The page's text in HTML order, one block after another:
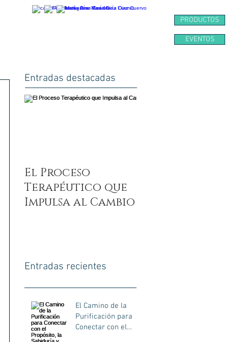
PRODUCTOS
EVENTOS
Entradas destacadas
El Proceso
Terapéutico que
Impulsa al Cambio
Entradas recientes
El Camino de la
Purificación para
Conectar con el